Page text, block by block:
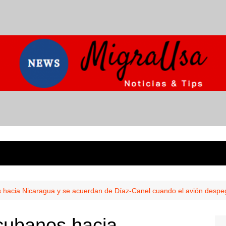
hacia Nicaragua y se acuerdan de Díaz-Canel cuando el avión